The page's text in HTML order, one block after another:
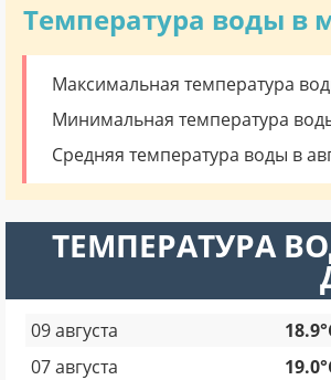
Температура воды в
Максимальная температура
Минимальная температура
Средняя температура воды в
ТЕМПЕРАТУРА
09 августа
07 августа